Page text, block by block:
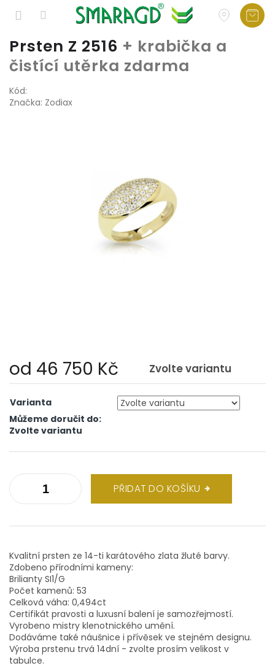
Přejít
obsah
Prsten Z 2516 + krabička a
čistící utěrka zdarma
Kód:
Značka: Zodiax
od 46 750 Kč Zvolte variantu
cena:
Varianta
Můžeme doručit do:
Zvolte variantu
PŘIDAT DO KOŠÍKU
Kvalitní prsten ze 14-ti karátového zlata žluté barvy.
Zdobeno přírodními kameny:
Brilianty SI1/G
Počet kamenů: 53
Celková váha: 0,494ct
Certifikát pravosti a luxusní balení je samozřejmostí.
Vyrobeno mistry klenotnického umění.
Dodáváme také náušnice i přívěsek ve stejném designu.
Výroba prstenu trvá 14dní - zvolte prosím velikost v
tabulce.